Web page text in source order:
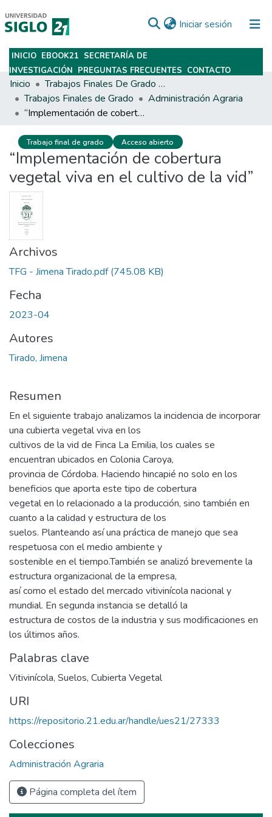
Iniciar sesión (current)
Subir
INICIO EBOOK21 SECRETARÍA DE
INVESTIGACIÓN PREGUNTAS FRECUENTES CONTACTO
Inicio
Trabajos Finales De Grado Y Posgrado
Trabajos Finales de Grado
Administración Agraria
“Implementación de cobertura vegetal viva en el cultivo de la vid”
Trabajo final de grado Acceso abierto
“Implementación de cobertura
vegetal viva en el cultivo de la vid”
Archivos
TFG - Jimena Tirado.pdf(745.08 KB)
Fecha
2023-04
Autores
Tirado, Jimena
Resumen
En el siguiente trabajo analizamos la incidencia de incorporar
una cubierta vegetal viva en los
cultivos de la vid de Finca La Emilia, los cuales se
encuentran ubicados en Colonia Caroya,
provincia de Córdoba. Haciendo hincapié no solo en los
beneficios que aporta este tipo de cobertura
vegetal en lo relacionado a la producción, sino también en
cuanto a la calidad y estructura de los
suelos. Planteando así una práctica de manejo que sea
respetuosa con el medio ambiente y
sostenible en el tiempo.También se analizó brevemente la
estructura organizacional de la empresa,
así como el estado del mercado vitivinícola nacional y
mundial. En segunda instancia se detalló la
estructura de costos de la industria y sus modificaciones en
los últimos años.
Palabras clave
Vitivinícola, Suelos, Cubierta Vegetal
URI
https://repositorio.21.edu.ar/handle/ues21/27333
Colecciones
Administración Agraria
Página completa del ítem